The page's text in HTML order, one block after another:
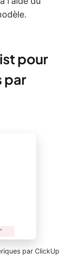
pour
par
par ClickUp